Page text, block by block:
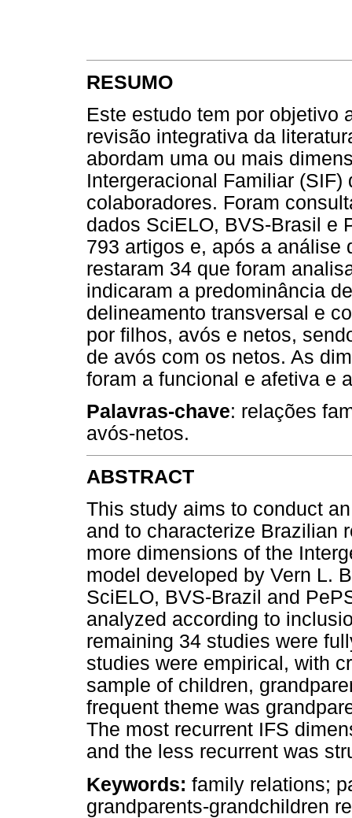
RESUMO
Este estudo tem por objetivo
revisão integrativa da
abordam uma ou mais
Intergeracional Familiar
colaboradores. Foram
dados SciELO, BVS-Brasil e
793 artigos e, após a análise
restaram 34 que foram
indicaram a predominância
delineamento transversal e
por filhos, avós e netos,
de avós com os netos. As
foram a funcional e afetiva e
Palavras-chave: relações
avós-netos.
ABSTRACT
This study aims to conduct
and to characterize Brazilian
more dimensions of the
model developed by Vern L.
SciELO, BVS-Brazil and
analyzed according to
remaining 34 studies were
studies were empirical, with
sample of children,
frequent theme was
The most recurrent IFS
and the less recurrent was
Keywords: family relations;
grandparents-grandchildren